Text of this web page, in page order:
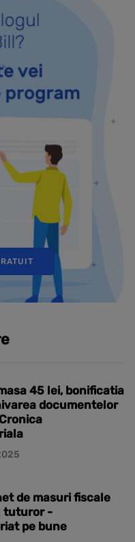
45 lei, bonificatia
documentelor
de masuri fiscale
tuturor -
pe bune